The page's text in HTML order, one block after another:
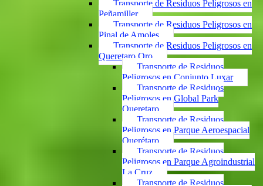
Transporte de Residuos Peligrosos en
Peñamiller
Transporte de Residuos Peligrosos en
Pinal de Amoles
Transporte de Residuos Peligrosos en
Queretaro Qro
Transporte de Residuos
Peligrosos en Conjunto Luxar
Transporte de Residuos
Peligrosos en Global Park
Queretaro
Transporte de Residuos
Peligrosos en Parque Aeroespacial
Querétaro
Transporte de Residuos
Peligrosos en Parque Agroindustrial
La Cruz
Transporte de Residuos